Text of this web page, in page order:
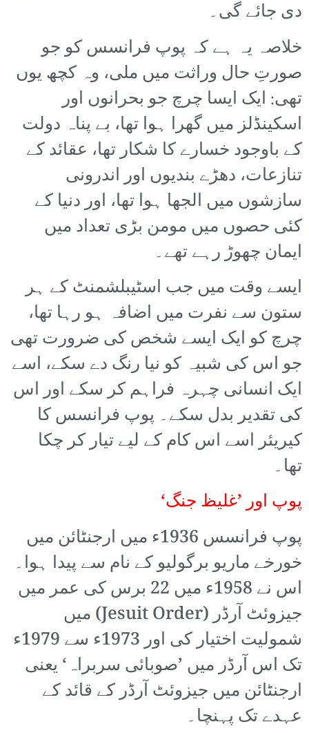
دی جائے گی۔
خلاصہ یہ ہے کہ پوپ فرانسس کو جو
صورتِ حال وراثت میں ملی، وہ کچھ یوں
تھی: ایک ایسا چرچ جو بحرانوں اور
اسکینڈلز میں گھرا ہوا تھا، بے پناہ دولت
کے باوجود خسارے کا شکار تھا، عقائد کے
تنازعات، دھڑے بندیوں اور اندرونی
سازشوں میں الجھا ہوا تھا، اور دنیا کے
کئی حصوں میں مومن بڑی تعداد میں
ایمان چھوڑ رہے تھے۔
ایسے وقت میں جب اسٹیبلشمنٹ کے ہر
ستون سے نفرت میں اضافہ ہو رہا تھا،
چرچ کو ایک ایسے شخص کی ضرورت تھی
جو اس کی شبیہ کو نیا رنگ دے سکے، اسے
ایک انسانی چہرہ فراہم کر سکے اور اس
کی تقدیر بدل سکے۔ پوپ فرانسس کا
کیریئر اسے اس کام کے لیے تیار کر چکا
تھا۔
پوپ اور ’غلیظ جنگ‘
پوپ فرانسس 1936ء میں ارجنٹائن میں
خورخے ماریو برگولیو کے نام سے پیدا ہوا۔
اس نے 1958ء میں 22 برس کی عمر میں
جیزوئٹ آرڈر (Jesuit Order) میں
شمولیت اختیار کی اور 1973ء سے 1979ء
تک اس آرڈر میں ’صوبائی سربراہ‘ یعنی
ارجنٹائن میں جیزوئٹ آرڈر کے قائد کے
عہدے تک پہنچا۔